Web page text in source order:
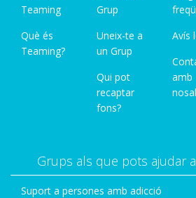
Teaming
Què és
Teaming?
Grup
Uneix-te a
un Grup
Qui pot
recaptar
fons?
Avís
amb
Grups als que pots ajudar
Suport a persones amb adicció